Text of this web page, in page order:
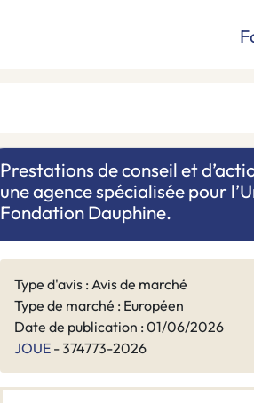
Prestations de conseil et
une agence spécialisée pour
Fondation Dauphine.
Type d'avis : Avis de marché
Type de marché : Européen
Date de publication : 01/06/2026
JOUE - 374773-2026